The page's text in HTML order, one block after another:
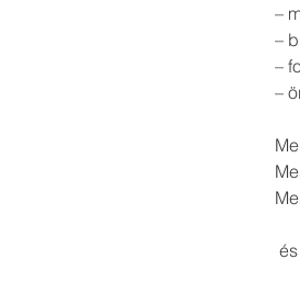
–
–
–
–